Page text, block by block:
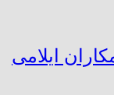
ایلامی